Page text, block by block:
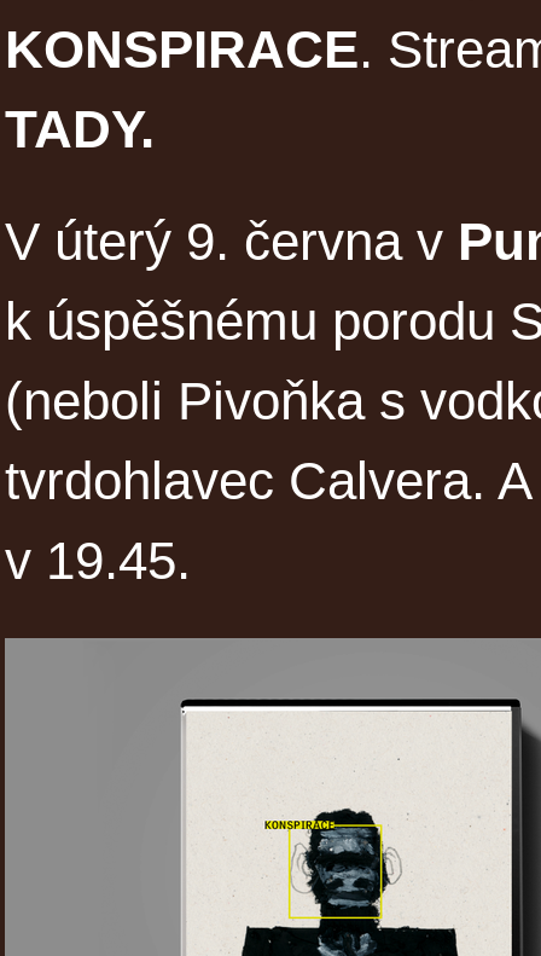
KONSPIRACE.
TADY.
V úterý 9. června v
k úspěšnému porodu
(neboli Pivoňka s
tvrdohlavec Calvera.
v 19.45.